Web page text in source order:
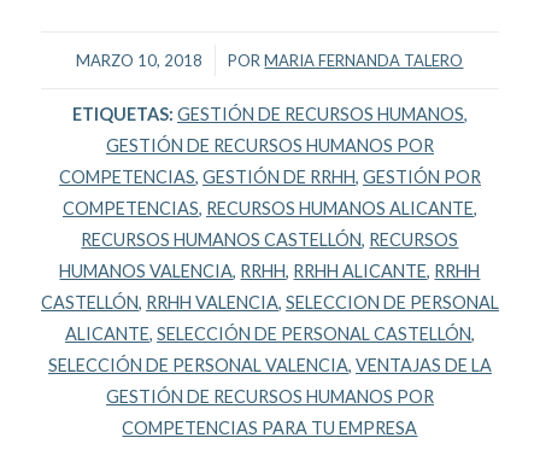
MARZO 10, 2018
/ PORMARIA FERNANDA TALERO
ETIQUETAS: GESTIÓN DE RECURSOS HUMANOS,
GESTIÓN DE RECURSOS HUMANOS POR
COMPETENCIAS, GESTIÓN DE RRHH, GESTIÓN POR
COMPETENCIAS, RECURSOS HUMANOS ALICANTE,
RECURSOS HUMANOS CASTELLÓN, RECURSOS
HUMANOS VALENCIA, RRHH, RRHH ALICANTE, RRHH
CASTELLÓN, RRHH VALENCIA, SELECCION DE PERSONAL
ALICANTE, SELECCIÓN DE PERSONAL CASTELLÓN,
SELECCIÓN DE PERSONAL VALENCIA, VENTAJAS DE LA
GESTIÓN DE RECURSOS HUMANOS POR
COMPETENCIAS PARA TU EMPRESA